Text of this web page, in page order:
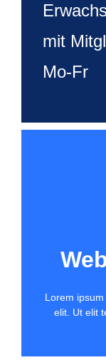
mit
Mo-Fr
Lorem
elit. Ut elit